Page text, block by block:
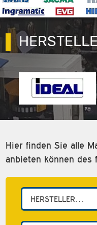
Hier finden Sie alle
anbieten können des